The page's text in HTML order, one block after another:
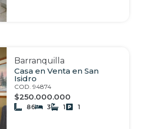
Barranquilla
Casa en Venta en San
Isidro
COD. 94874
$250.000.000
86 3 1 1